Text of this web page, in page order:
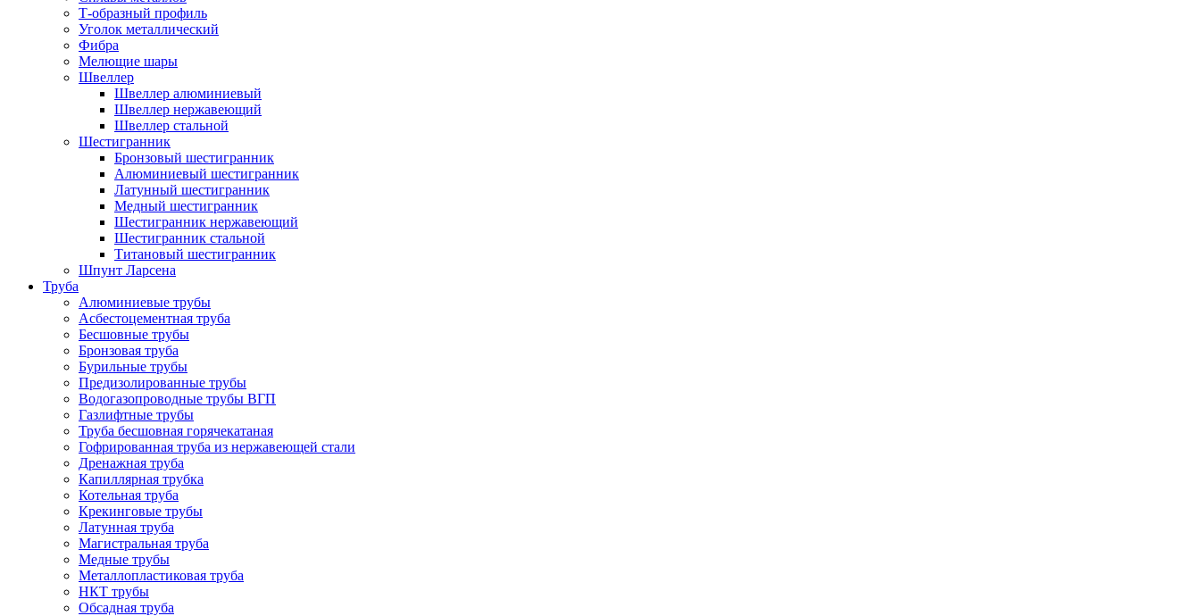
Т-образный профиль
Уголок металлический
Фибра
Мелющие шары
Швеллер
Швеллер алюминиевый
Швеллер нержавеющий
Швеллер стальной
Шестигранник
Бронзовый шестигранник
Алюминиевый шестигранник
Латунный шестигранник
Медный шестигранник
Шестигранник нержавеющий
Шестигранник стальной
Титановый шестигранник
Шпунт Ларсена
Труба
Алюминиевые трубы
Асбестоцементная труба
Бесшовные трубы
Бронзовая труба
Бурильные трубы
Предизолированные трубы
Водогазопроводные трубы ВГП
Газлифтные трубы
Труба бесшовная горячекатаная
Гофрированная труба из нержавеющей стали
Дренажная труба
Капиллярная трубка
Котельная труба
Крекинговые трубы
Латунная труба
Магистральная труба
Медные трубы
Металлопластиковая труба
НКТ трубы
Обсадная труба